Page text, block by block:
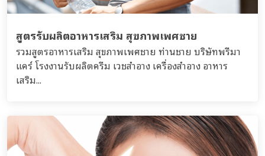
สูตรรับผลิตอาหารเสริม สุขภาพเพศชาย
รวมสูตรอาหารเสริม สุขภาพเพศชาย ท่านชาย บริษัทพรีมา
แคร์ โรงงานรับผลิตครีม เวชสำอาง เครื่องสำอาง อาหาร
เสริม...